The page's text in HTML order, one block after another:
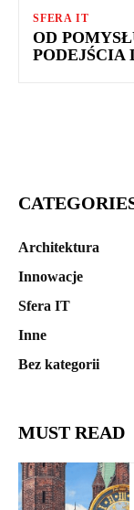
SFERA IT
OD
PODEJŚCIA
Architektura
Innowacje
Sfera IT
Inne
Bez kategorii
MUST READ